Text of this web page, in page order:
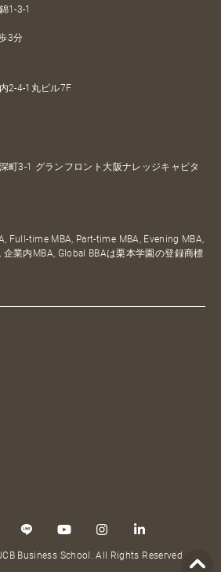
1-3-1
3分
2-4-1丸ビル7F
町3-1 グランフロント大阪ナレッジキャピタ
Full-time MBA, Part-time MBA, Evening MBA,
業内MBA, Global BBAは栗本学園の登録商標
Business School. All Rights Reserved.